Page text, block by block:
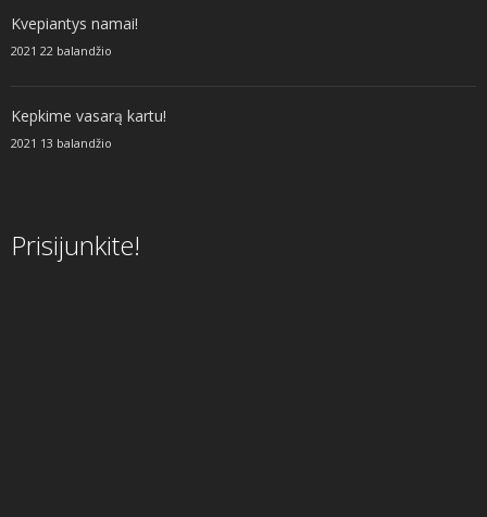
Kvepiantys namai!
2021 22 balandžio
Kepkime vasarą kartu!
2021 13 balandžio
Prisijunkite!